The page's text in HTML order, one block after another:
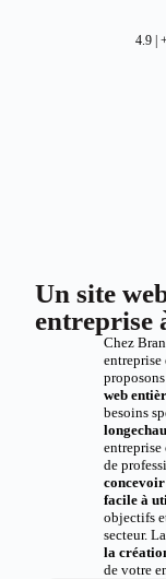
4.9 |
Un site
entreprise
Chez
entreprise
web
besoins
entreprise
de
facile à
objectifs
secteur.
la
de votre